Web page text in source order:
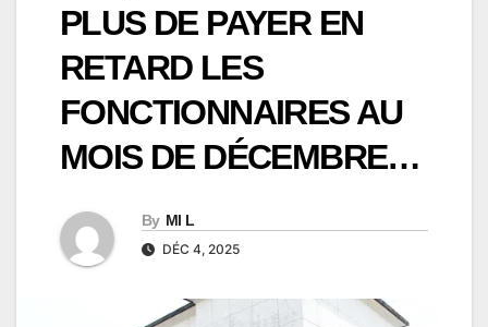
PLUS DE PAYER EN
RETARD LES
FONCTIONNAIRES AU
MOIS DE DÉCEMBRE…
By Ml L
DÉC 4, 2025